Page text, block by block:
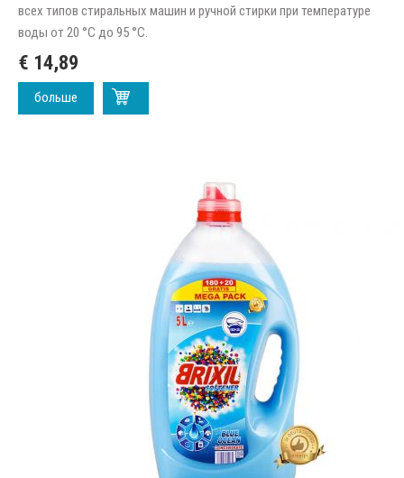
всех типов стиральных машин и ручной стирки при температуре
воды от 20 °C до 95 °C.
€ 14,89
больше